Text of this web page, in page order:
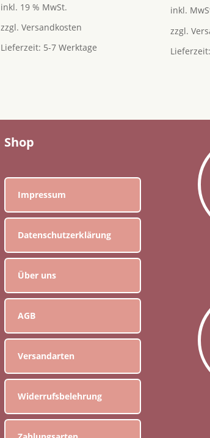
inkl. 19 % MwSt.
zzgl.Versandkosten
Lieferzeit: 5-7 Werktage
von 5
inkl.
zzgl.
Shop
Impressum
Datenschutzerklärung
Über uns
AGB
Versandarten
Widerrufsbelehrung